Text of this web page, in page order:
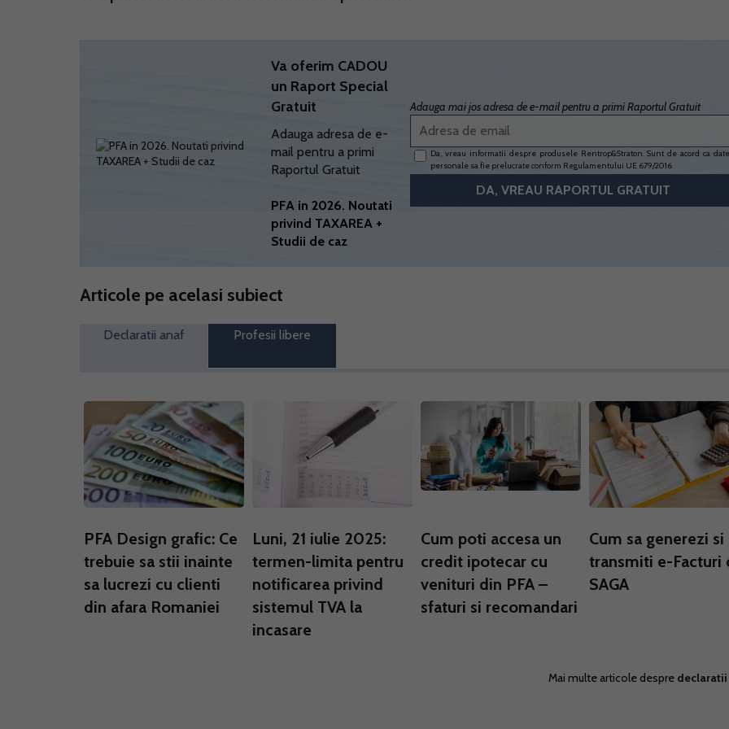
Va oferim CADOU
un Raport Special
Gratuit
Adauga adresa de e-
mail pentru a primi
Raportul Gratuit
PFA in 2026. Noutati
privind TAXAREA +
Studii de caz
Adauga mai jos adresa de e-mail pentru a primi Raportul Gratuit
Da, vreau informatii despre produsele Rentrop&Straton. Sunt de acord ca
personale sa fie prelucrate conform Regulamentului UE 679/2016
Articole pe acelasi subiect
Declaratii anaf Profesii libere
PFA Design grafic: Ce
trebuie sa stii inainte
sa lucrezi cu clienti
din afara Romaniei
Luni, 21 iulie 2025:
termen-limita pentru
notificarea privind
sistemul TVA la
incasare
Cum poti accesa un
credit ipotecar cu
venituri din PFA –
sfaturi si recomandari
Cum sa generezi si
transmiti e-Facturi
SAGA
Mai multe articole despre